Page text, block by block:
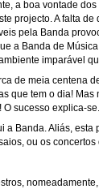
a boa vontade
projecto. A falta de
pela Banda
a Banda de
imparável
de meia centena
que tem o dia! Mas
sucesso explica-
a Banda. Aliás,
ou os concertos